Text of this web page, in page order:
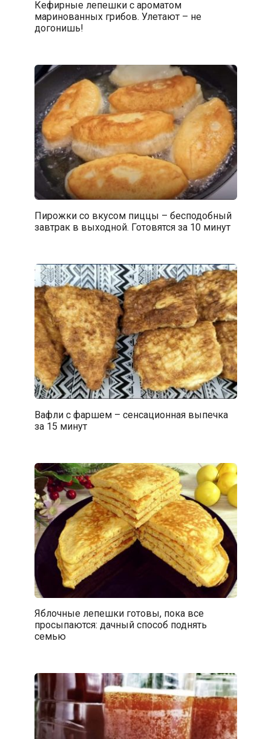
Кефирные лепешки с ароматом
маринованных грибов. Улетают – не
догонишь!
Пирожки со вкусом пиццы – бесподобный
завтрак в выходной. Готовятся за 10 минут
Вафли с фаршем – сенсационная выпечка
за 15 минут
Яблочные лепешки готовы, пока все
просыпаются: дачный способ поднять
семью